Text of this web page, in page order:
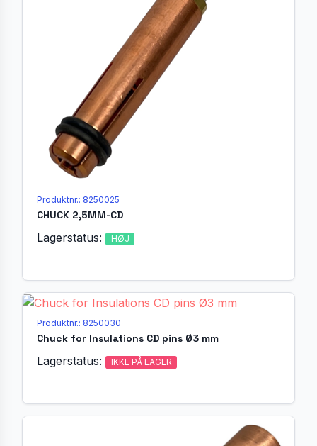
Produktnr.: 8250025
CHUCK 2,5MM-CD
Lagerstatus: HØJ
Produktnr.: 8250030
Chuck for Insulations CD pins Ø3 mm
Lagerstatus: IKKE PÅ LAGER